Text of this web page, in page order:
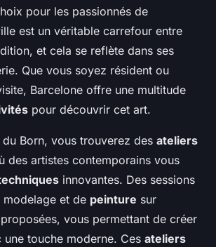
pour les passionnés de
est un véritable carrefour entre
et cela se reflète dans ses
Que vous soyez résident ou
Barcelone offre une multitude
pour découvrir cet art.
Born, vous trouverez des ateliers
des artistes contemporains vous
innovantes. Des sessions
et de peinture sur
vous permettant de créer
touche moderne. Ces ateliers